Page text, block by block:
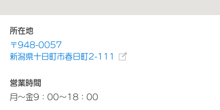
所在地
〒948-0057
新潟県十日町市春日町2-111
営業時間
月～金9：00～18：00